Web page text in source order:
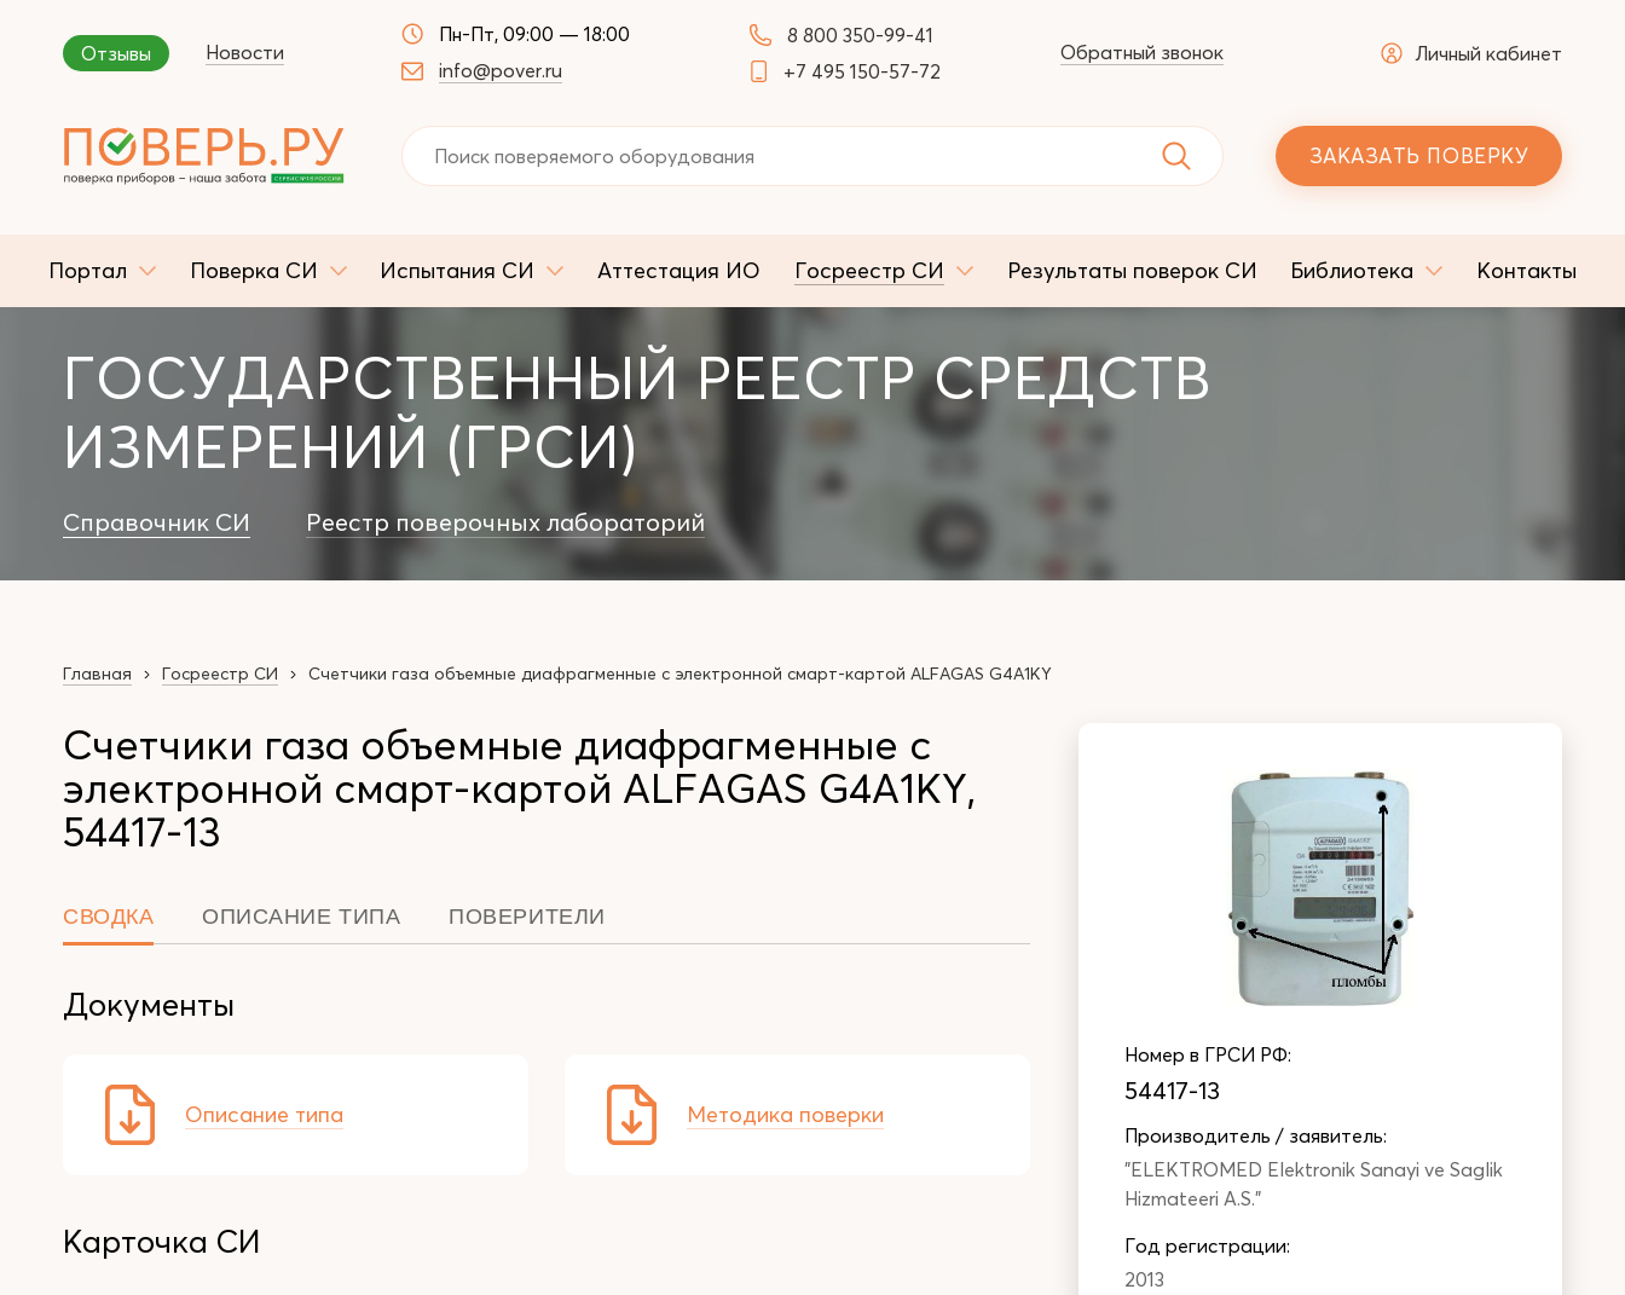
Отзывы Новости
Пн-Пт, 09:00 — 18:00
info@pover.ru
8 800 350-99-41
+7 495 150-57-72
Обратный звонок Личный кабинет
ЗАКАЗАТЬ ПОВЕРКУ
Портал Поверка СИ Испытания СИ Аттестация ИО Госреестр СИ Результаты поверок СИ Библиотека Контакты
ГОСУДАРСТВЕННЫЙ РЕЕСТР СРЕДСТВ
ИЗМЕРЕНИЙ (ГРСИ)
Справочник СИ Реестр поверочных лабораторий
Главная Госреестр СИ Счетчики газа объемные диафрагменные с электронной смарт-картой ALFAGAS G4A1KY
Счетчики газа объемные диафрагменные с
электронной смарт-картой ALFAGAS G4A1KY,
54417-13
СВОДКА ОПИСАНИЕ ТИПА ПОВЕРИТЕЛИ
Документы
Описание типа Методика поверки
Карточка СИ
Номер в ГРСИ РФ:
54417-13
Производитель / заявитель:
"ELEKTROMED Elektronik Sanayi ve Saglik
Hizmateeri A.S."
Год регистрации:
2013